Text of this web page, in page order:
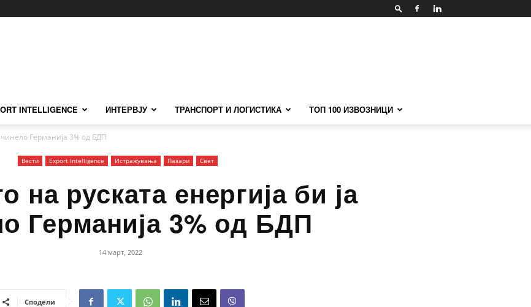
INTELLIGENCE ИНТЕРВЈУ ТРАНСПОРТ И ЛОГИСТИКА ТОП 100 ИЗВОЗНИЦИ
чинело Германија 3% од БДП
Вести Еxport Intelligence Истражувања Пазари Свет
на руската енергија би ја
Германија 3% од БДП
14 март, 2022
Сподели